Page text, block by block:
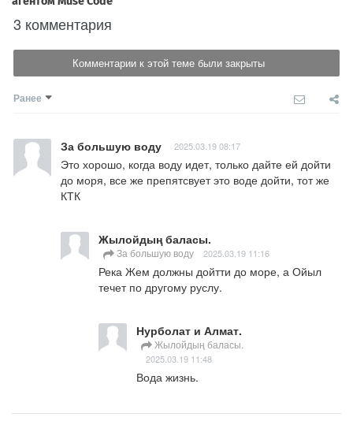
3 комментария
Комментарии к этой теме были закрыты
Ранее
За большую воду 2025.03.19 08:17
Это хорошо, когда воду идет, только дайте ей дойти
до моря, все же препятсвует это воде дойти, тот же
КТК
Жылойдың баласы.
За большую воду 2025.03.19 11:16
Река Жем должны дойтти до море, а Ойыл
течет по другому руслу.
Нурболат и Алмат.
Жылойдың баласы.
2025.03.19 11:48
Вода жизнь.